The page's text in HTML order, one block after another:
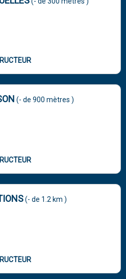
(- de 900 mètres )
(- de 1.2 km )